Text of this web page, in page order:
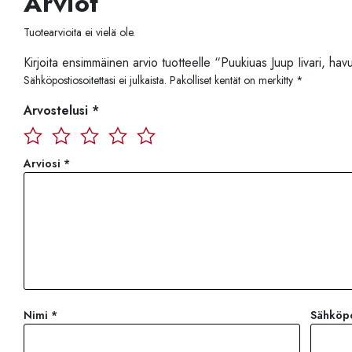
Tuotearvioita ei vielä ole.
Kirjoita ensimmäinen arvio tuotteelle “Puukiuas Juup Iivari,
Sähköpostiosoitettasi ei julkaista. Pakolliset kentät on merkitty *
Arvostelusi *
Arviosi *
Nimi *